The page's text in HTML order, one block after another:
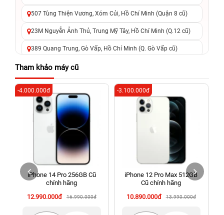
507 Tùng Thiện Vương, Xóm Củi, Hồ Chí Minh (Quận 8 cũ)
23M Nguyễn Ảnh Thủ, Trung Mỹ Tây, Hồ Chí Minh (Q.12 cũ)
389 Quang Trung, Gò Vấp, Hồ Chí Minh (Q. Gò Vấp cũ)
625 - 625A Âu Cơ, Tân Phú, Hồ Chí Minh (Quận Tân Phú cũ)
326 Lê Văn Việt, Tăng Nhơn Phú, Hồ Chí Minh (Q.9 TP. Thủ
Đức cũ)
256 Võ Văn Ngân, Thủ Đức, Hồ Chí Minh (Bình Thọ, TP. Thủ
70 Nguyễn An Ninh, Dĩ An, Hồ Chí Minh (Bình Dương Cũ)
24h Vũng Tàu: 162A Ba Cu, Vũng Tàu, Hồ Chí Minh (TP. Vũng
Tàu cũ)
198 Hoàng Văn Thụ, Tân Sơn Nhất, Hồ Chí Minh (Tân Bình
Tham khảo máy cũ
iPhone 14 Pro 256GB Cũ
chính hãng
12.990.000đ
16.990.000đ
-4.000.000đ
iPhone 12 Pro Max 512GB
Cũ chính hãng
10.890.000đ
13.990.000đ
-3.100.000đ